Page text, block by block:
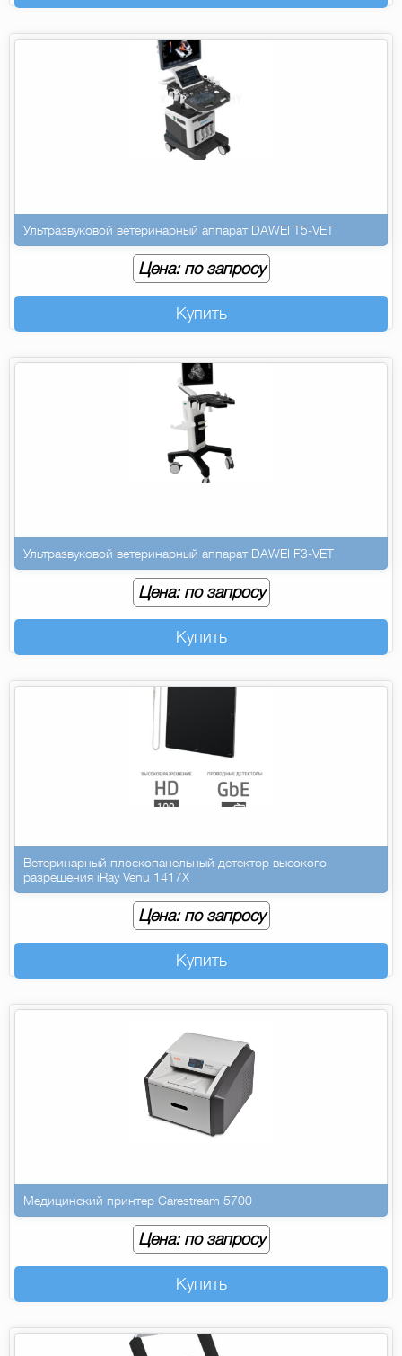
Ультразвуковой ветеринарный аппарат DAWEI T5-VET
Цена: по запросу
Купить
Ультразвуковой ветеринарный аппарат DAWEI F3-VET
Цена: по запросу
Купить
Ветеринарный плоскопанельный детектор высокого
разрешения iRay Venu 1417X
Цена: по запросу
Купить
Медицинский принтер Carestream 5700
Цена: по запросу
Купить